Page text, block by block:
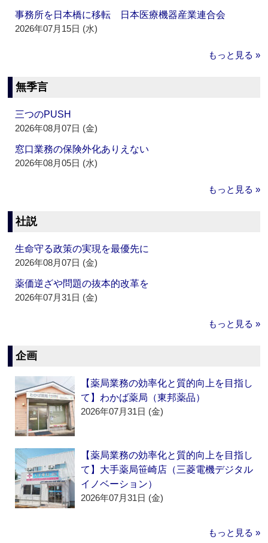
事務所を日本橋に移転 日本医療機器産業連合会
2026年07月15日 (水)
もっと見る »
無季言
三つのPUSH
2026年08月07日 (金)
窓口業務の保険外化ありえない
2026年08月05日 (水)
もっと見る »
社説
生命守る政策の実現を最優先に
2026年08月07日 (金)
薬価逆ざや問題の抜本的改革を
2026年07月31日 (金)
もっと見る »
企画
【薬局業務の効率化と質的向上を目指し
て】わかば薬局（東邦薬品）
2026年07月31日 (金)
【薬局業務の効率化と質的向上を目指し
て】大手薬局笹崎店（三菱電機デジタル
イノベーション）
2026年07月31日 (金)
もっと見る »